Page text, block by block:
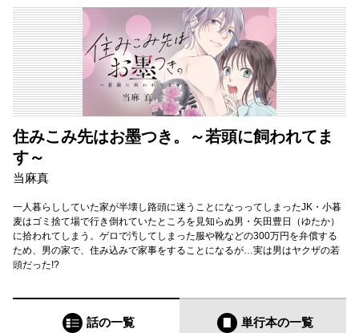
住みこみ先はお墨つき。～若頭に飼われてま
す～
当麻真
一人暮らししていた家が半壊し路頭に迷うことになっってしまったJK・小暮
麦はゴミ捨て場で行き倒れていたところを見知らぬ男・矢田豊日（ゆたか）
に拾われてしまう。ゲロで汚してしまった服や靴などの300万円を弁償する
ため、男の家で、住み込みで家事をすることになるが…実は男はヤクザの若
頭だった!?
話の一覧 単行本の一覧